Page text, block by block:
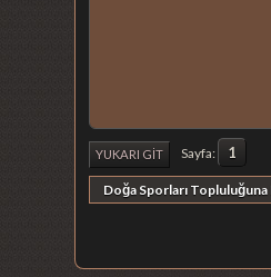
YUKARI GIT Sayfa 1
Doğa Sporları